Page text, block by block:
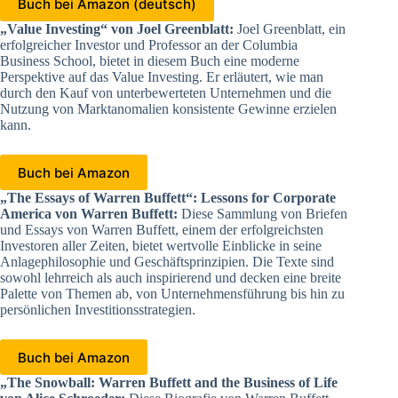
Buch bei Amazon (deutsch)
„Value Investing“ von Joel Greenblatt: Joel Greenblatt, ein
erfolgreicher Investor und Professor an der Columbia
Business School, bietet in diesem Buch eine moderne
Perspektive auf das Value Investing. Er erläutert, wie man
durch den Kauf von unterbewerteten Unternehmen und die
Nutzung von Marktanomalien konsistente Gewinne erzielen
kann.
Buch bei Amazon
„The Essays of Warren Buffett“: Lessons for Corporate
America von Warren Buffett: Diese Sammlung von Briefen
und Essays von Warren Buffett, einem der erfolgreichsten
Investoren aller Zeiten, bietet wertvolle Einblicke in seine
Anlagephilosophie und Geschäftsprinzipien. Die Texte sind
sowohl lehrreich als auch inspirierend und decken eine breite
Palette von Themen ab, von Unternehmensführung bis hin zu
persönlichen Investitionsstrategien.
Buch bei Amazon
„The Snowball: Warren Buffett and the Business of Life